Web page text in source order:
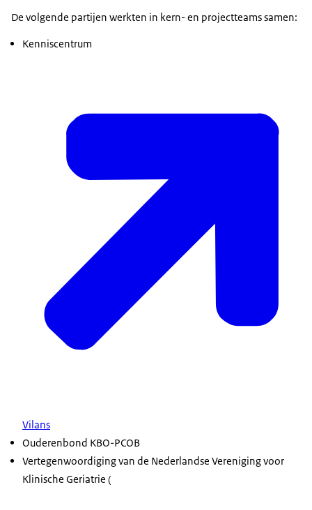
De volgende partijen werkten in kern- en projectteams samen:
Kenniscentrum
Vilans
Ouderenbond KBO-PCOB
Vertegenwoordiging van de Nederlandse Vereniging voor
Klinische Geriatrie (